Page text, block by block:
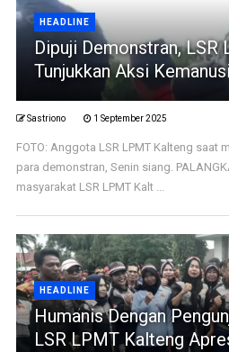
HEADLINE
Dipuji Demonstran, LSR
Tunjukkan Aksi
Sastriono 1 September 2025
FOTO: Anggota LSR LPMT Kalteng saat
para demonstran, Senin siang.
masyarakat LSR LPMT Kalt ...
HEADLINE
Humanis Dengan
LSR LPMT Kalteng